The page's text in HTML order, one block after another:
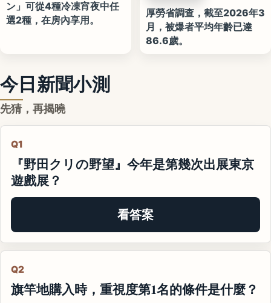
ン」可從4種冷凍宵夜中任
選2種，在房內享用。
厚勞省調查，截至2026年3
月，被爆者平均年齡已達
86.6歲。
今日新聞小測
先猜，再揭曉
Q1
『野田クリの野望』今年是第幾次出展東京
遊戲展？
看答案
Q2
旗竿地購入時，重視度第1名的條件是什麼？